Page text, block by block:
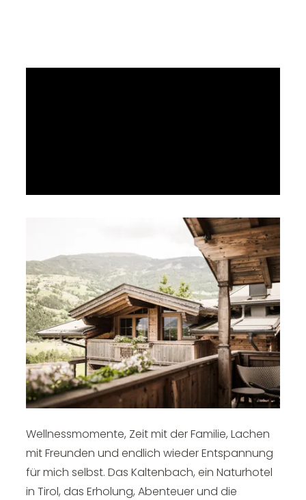
----
--
Wellnessmomente, Zeit mit der Familie, Lachen
mit Freunden und endlich wieder Entspannung
für mich selbst. Das Kaltenbach, ein Naturhotel
in Tirol, das Erholung, Abenteuer und die